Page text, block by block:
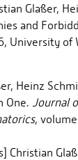
Glaßer,
and
University of
Heinz
One. Journal
,
Christian